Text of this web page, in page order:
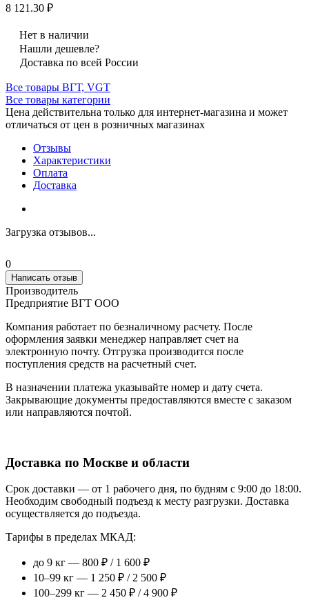
8 121.30 ₽
Нет в наличии
Нашли дешевле?
Доставка по всей России
Все товары ВГТ, VGT
Все товары категории
Цена действительна только для интернет-магазина и может
отличаться от цен в розничных магазинах
Отзывы
Характеристики
Оплата
Доставка
Загрузка отзывов...
0
Написать отзыв
Производитель
Предприятие ВГТ ООО
Компания работает по безналичному расчету. После
оформления заявки менеджер направляет счет на
электронную почту. Отгрузка производится после
поступления средств на расчетный счет.
В назначении платежа указывайте номер и дату счета.
Закрывающие документы предоставляются вместе с заказом
или направляются почтой.
Доставка по Москве и области
Срок доставки — от 1 рабочего дня, по будням с 9:00 до 18:00.
Необходим свободный подъезд к месту разгрузки. Доставка
осуществляется до подъезда.
Тарифы в пределах МКАД:
до 9 кг — 800 ₽ / 1 600 ₽
10–99 кг — 1 250 ₽ / 2 500 ₽
100–299 кг — 2 450 ₽ / 4 900 ₽